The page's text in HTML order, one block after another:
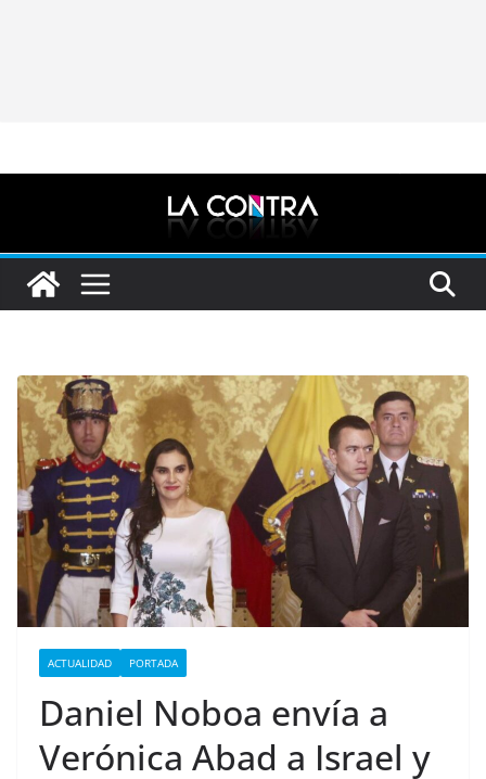
ACTUALIDAD PORTADA
Daniel Noboa envía a
Verónica Abad a Israel y